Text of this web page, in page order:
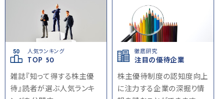
人気ランキング
TOP 50
雑誌『知って得する株主優
待』読者が選ぶ人気ランキ
徹底研究
注目の優待企業
株主優待制度の認知度向上
に注力する企業の深掘り情